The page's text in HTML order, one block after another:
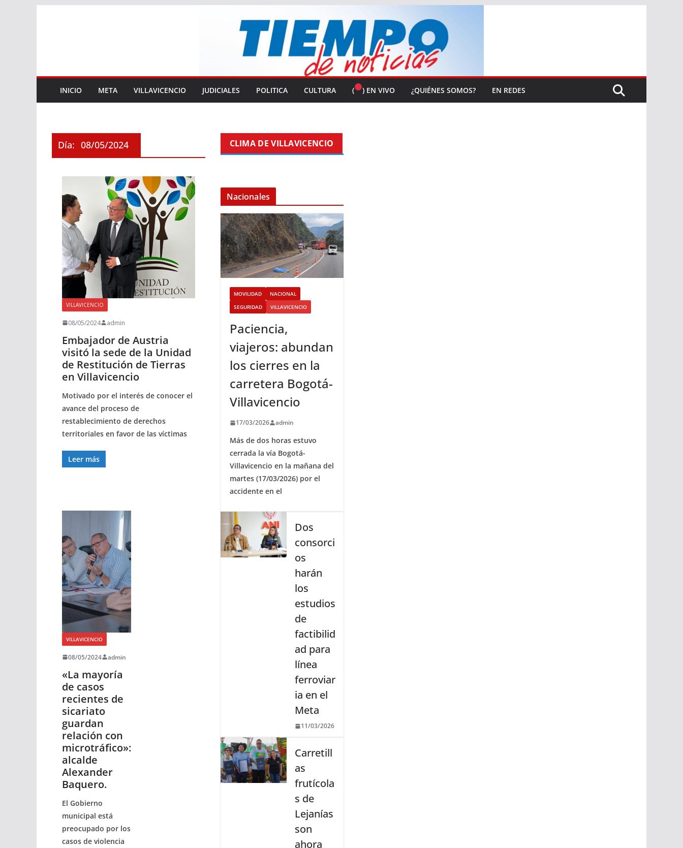
INICIO META VILLAVICENCIO JUDICIALES POLITICA CULTURA ( ) EN VIVO ¿QUIÉNES SOMOS? EN REDES
Día: 08/05/2024
VILLAVICENCIO
08/05/2024 admin
Embajador de Austria
visitó la sede de la Unidad
de Restitución de Tierras
en Villavicencio
Motivado por el interés de conocer el
avance del proceso de
restablecimiento de derechos
territoriales en favor de las víctimas
Leer más
VILLAVICENCIO
08/05/2024 admin
«La mayoría
de casos
recientes de
sicariato
guardan
relación con
microtráfico»:
alcalde
Alexander
Baquero.
El Gobierno
municipal está
preocupado por los
casos de violencia
CLIMA DE VILLAVICENCIO
Nacionales
MOVILIDAD
NACIONAL
SEGURIDAD
VILLAVICENCIO
Paciencia,
viajeros: abundan
los cierres en la
carretera Bogotá-
Villavicencio
17/03/2026 admin
Más de dos horas estuvo
cerrada la vía Bogotá-
Villavicencio en la mañana del
martes (17/03/2026) por el
accidente en el
Dos
consorci
os
harán
los
estudios
de
factibilid
ad para
línea
ferroviar
ia en el
Meta
11/03/2026
Carretill
as
frutícola
s de
Lejanías
son
ahora